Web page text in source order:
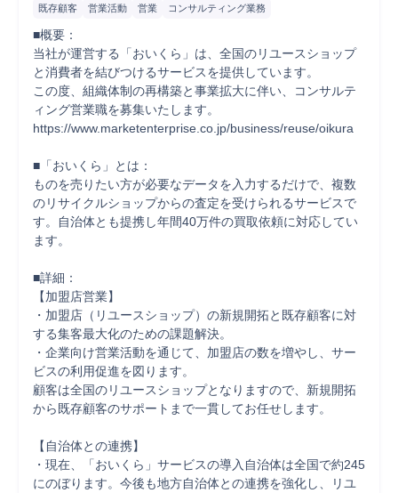
既存顧客 営業活動 営業 コンサルティング業務
■概要：
当社が運営する「おいくら」は、全国のリユースショップ
と消費者を結びつけるサービスを提供しています。
この度、組織体制の再構築と事業拡大に伴い、コンサルテ
ィング営業職を募集いたします。
https://www.marketenterprise.co.jp/business/reuse/oikura
■「おいくら」とは：
ものを売りたい方が必要なデータを入力するだけで、複数
のリサイクルショップからの査定を受けられるサービスで
す。自治体とも提携し年間40万件の買取依頼に対応してい
ます。
■詳細：
【加盟店営業】
・加盟店（リユースショップ）の新規開拓と既存顧客に対
する集客最大化のための課題解決。
・企業向け営業活動を通じて、加盟店の数を増やし、サー
ビスの利用促進を図ります。
顧客は全国のリユースショップとなりますので、新規開拓
から既存顧客のサポートまで一貫してお任せします。
【自治体との連携】
・現在、「おいくら」サービスの導入自治体は全国で約245
にのぼります。今後も地方自治体との連携を強化し、リユ